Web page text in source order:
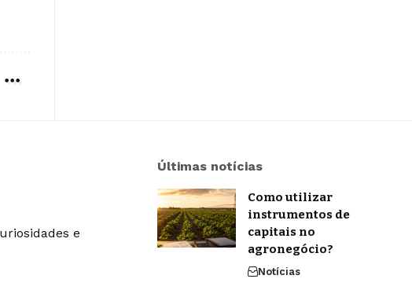
e
Últimas notícias
Como utilizar
instrumentos de
capitais no
agronegócio?
Notícias